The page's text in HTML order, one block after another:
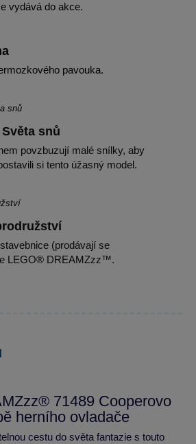
vydává do akce.
pavouka.
snů
povzbuzují malé snílky, aby
si tento úžasný model.
(prodávají se
LEGO® DREAMZzz™.
71489 Cooperovo
herního ovladače
cestu do světa fantazie s touto